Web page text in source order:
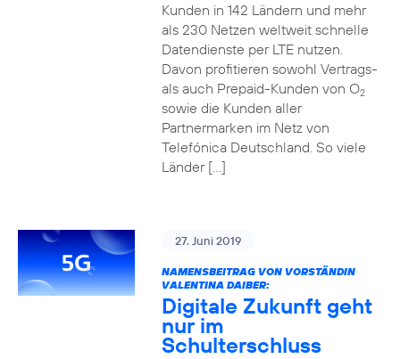
Kunden in 142 Ländern und mehr
als 230 Netzen weltweit schnelle
Datendienste per LTE nutzen.
Davon profitieren sowohl Vertrags-
als auch Prepaid-Kunden von O2
sowie die Kunden aller
Partnermarken im Netz von
Telefónica Deutschland. So viele
Länder […]
27. Juni 2019
NAMENSBEITRAG VON VORSTÄNDIN
VALENTINA DAIBER:
Digitale Zukunft geht
nur im
Schulterschluss